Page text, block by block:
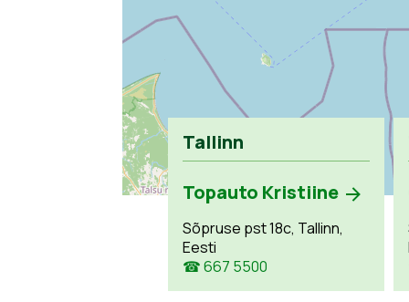
Tallinn
Topauto Kristiine
Sõpruse pst 18c, Tallinn,
Eesti
☎ 667 5500